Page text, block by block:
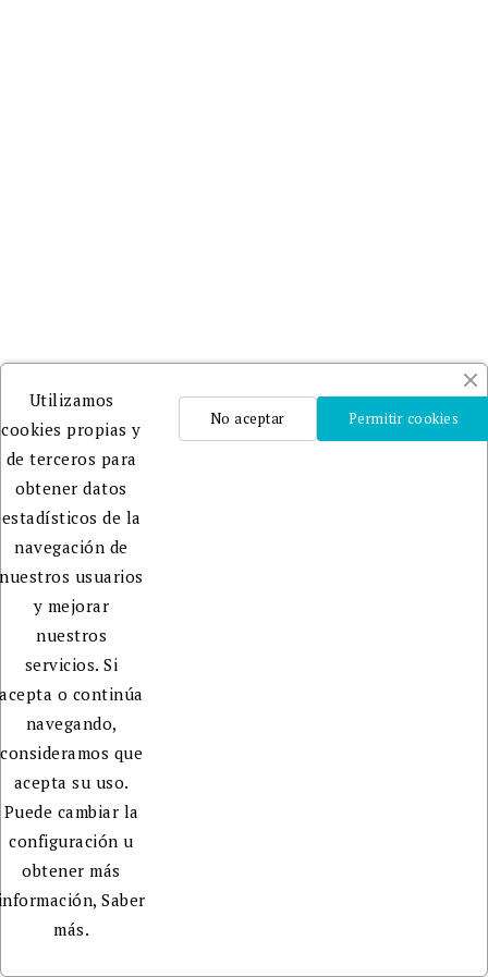
Utilizamos
cookies propias y
de terceros para
obtener datos
estadísticos de la
navegación de
nuestros usuarios
y mejorar
nuestros
servicios. Si
acepta o continúa
navegando,
consideramos que
acepta su uso.
Puede cambiar la
configuración u
obtener más
Saber
más.
Permitir cookies
No aceptar